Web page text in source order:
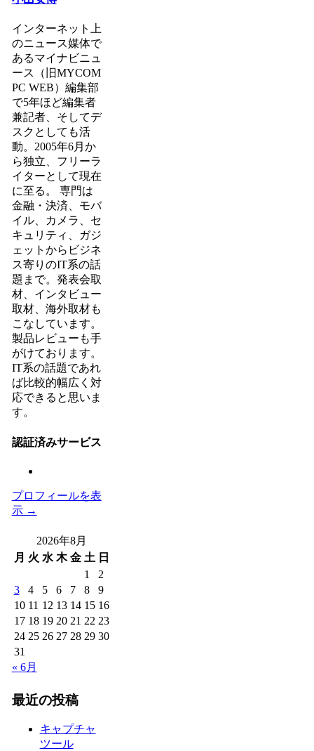
インターネット上
のニュース媒体で
あるマイナビニュ
ース（旧MYCOM
PC WEB）編集部
で5年ほど編集者
兼記者、そしてデ
スクとしても活
動。2005年6月か
ら独立、フリーラ
イターとして現在
に至る。 専門は
金融・決済、モバ
イル、カメラ、セ
キュリティ、ガジ
ェットからビジネ
ス寄りのIT系の話
題まで。発表会取
材、インタビュー
取材、海外取材も
こなしています。
製品レビューも手
がけております。
IT系の話題であれ
ば比較的幅広く対
応できると思いま
す。
認証済みサービス
プロフィールを表
示 →
2026年8月
月 火 水 木 金 土 日
1
2
3
4 5 6 7 8
9
10 11 12 13 14 15 16
17 18 19 20 21 22 23
24 25 26 27 28 29 30
31
« 6月
最近の投稿
キャプチャ
ツール